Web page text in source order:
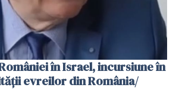
în Israel, incursiune în
evreilor din România/